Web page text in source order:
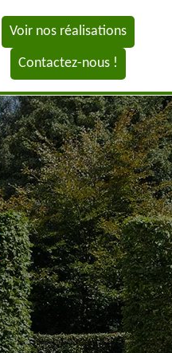
Voir nos réalisations
Contactez-nous !